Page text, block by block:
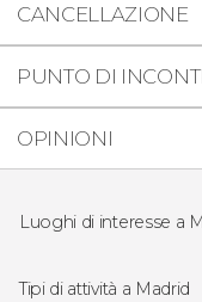
CANCELLAZIONE
PUNTO DI
OPINIONI
Luoghi di interesse a
Puerta del Sol
Tipi di attività a Madrid